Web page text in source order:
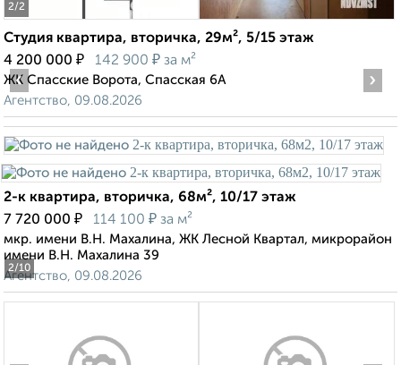
2/2
Студия квартира, вторичка, 29м², 5/15 этаж
4 200 000 ₽ 142 900 ₽ за м²
ЖК Спасские Ворота, Спасская 6А
Агентство, 09.08.2026
2/10
‹ ›
2-к квартира, вторичка, 68м², 10/17 этаж
7 720 000 ₽ 114 100 ₽ за м²
мкр. имени В.Н. Махалина, ЖК Лесной Квартал, микрорайон
имени В.Н. Махалина 39
Агентство, 09.08.2026